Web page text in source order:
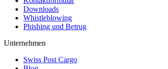
Downloads
Whistleblowing
Phishing und Betrug
Unternehmen
Swiss Post Cargo